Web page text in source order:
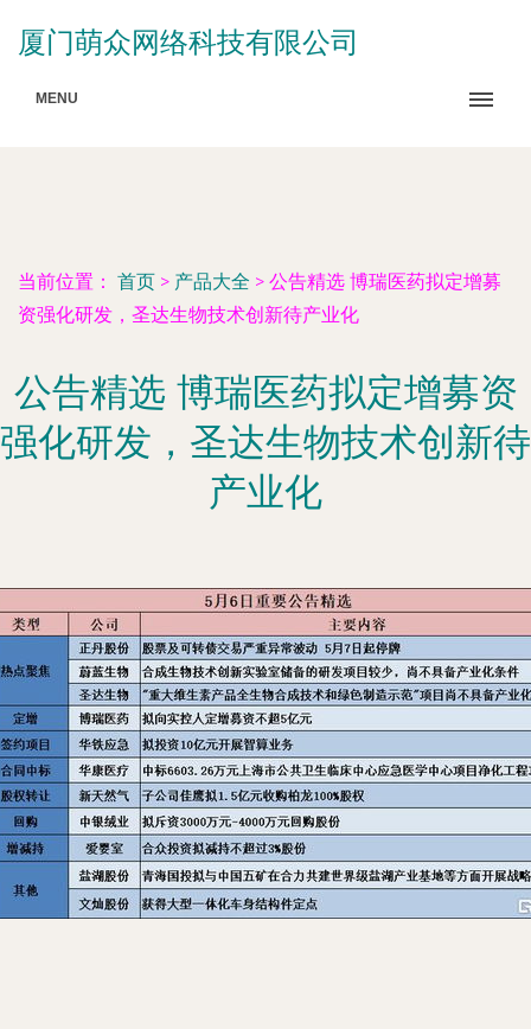
厦门萌众网络科技有限公司
MENU
当前位置： 首页 > 产品大全 > 公告精选 博瑞医药拟定增募
资强化研发，圣达生物技术创新待产业化
公告精选 博瑞医药拟定增募资
强化研发，圣达生物技术创新待
产业化